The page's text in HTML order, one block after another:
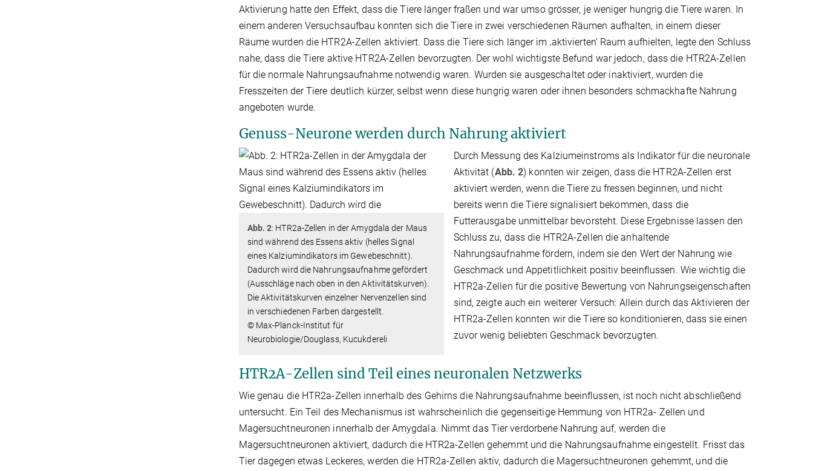
Aktivierung hatte den Effekt, dass die Tiere länger fraßen und war umso grösser, je weniger hungrig die Tiere waren. In
einem anderen Versuchsaufbau konnten sich die Tiere in zwei verschiedenen Räumen aufhalten, in einem dieser
Räume wurden die HTR2A-Zellen aktiviert. Dass die Tiere sich länger im ‚aktivierten‘ Raum aufhielten, legte den Schluss
nahe, dass die Tiere aktive HTR2A-Zellen bevorzugten. Der wohl wichtigste Befund war jedoch, dass die HTR2A-Zellen
für die normale Nahrungsaufnahme notwendig waren. Wurden sie ausgeschaltet oder inaktiviert, wurden die
Fresszeiten der Tiere deutlich kürzer, selbst wenn diese hungrig waren oder ihnen besonders schmackhafte Nahrung
angeboten wurde.
Genuss-Neurone werden durch Nahrung aktiviert
Abb. 2: HTR2a-Zellen in der Amygdala der Maus
sind während des Essens aktiv (helles Signal
eines Kalziumindikators im Gewebeschnitt).
Dadurch wird die Nahrungsaufnahme gefördert
(Ausschläge nach oben in den Aktivitätskurven).
Die Aktivitätskurven einzelner Nervenzellen sind
in verschiedenen Farben dargestellt.
© Max-Planck-Institut für
Neurobiologie/Douglass, Kucukdereli
Durch Messung des Kalziumeinstroms als Indikator für die neuronale
Aktivität (Abb. 2) konnten wir zeigen, dass die HTR2A-Zellen erst
aktiviert werden, wenn die Tiere zu fressen beginnen, und nicht
bereits wenn die Tiere signalisiert bekommen, dass die
Futterausgabe unmittelbar bevorsteht. Diese Ergebnisse lassen den
Schluss zu, dass die HTR2A-Zellen die anhaltende
Nahrungsaufnahme fördern, indem sie den Wert der Nahrung wie
Geschmack und Appetitlichkeit positiv beeinflussen. Wie wichtig die
HTR2a-Zellen für die positive Bewertung von Nahrungseigenschaften
sind, zeigte auch ein weiterer Versuch: Allein durch das Aktivieren der
HTR2a-Zellen konnten wir die Tiere so konditionieren, dass sie einen
zuvor wenig beliebten Geschmack bevorzugten.
HTR2A-Zellen sind Teil eines neuronalen Netzwerks
Wie genau die HTR2a-Zellen innerhalb des Gehirns die Nahrungsaufnahme beeinflussen, ist noch nicht abschließend
untersucht. Ein Teil des Mechanismus ist wahrscheinlich die gegenseitige Hemmung von HTR2a- Zellen und
Magersuchtneuronen innerhalb der Amygdala. Nimmt das Tier verdorbene Nahrung auf, werden die
Magersuchtneuronen aktiviert, dadurch die HTR2a-Zellen gehemmt und die Nahrungsaufnahme eingestellt. Frisst das
Tier dagegen etwas Leckeres, werden die HTR2a-Zellen aktiv, dadurch die Magersuchtneuronen gehemmt, und die